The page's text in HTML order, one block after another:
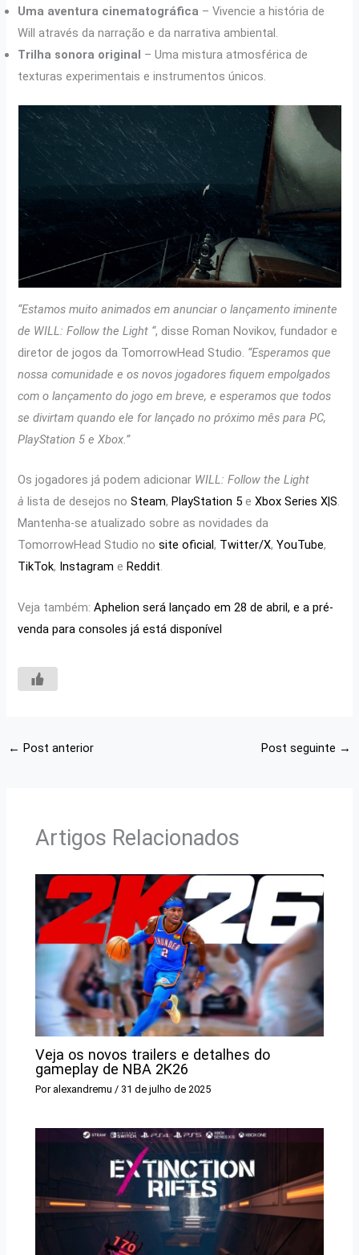
Uma aventura cinematográfica – Vivencie a história de
Will através da narração e da narrativa ambiental.
Trilha sonora original – Uma mistura atmosférica de
texturas experimentais e instrumentos únicos.
“Estamos muito animados em anunciar o lançamento iminente
de WILL: Follow the Light “, disse Roman Novikov, fundador e
diretor de jogos da TomorrowHead Studio. “Esperamos que
nossa comunidade e os novos jogadores fiquem empolgados
com o lançamento do jogo em breve, e esperamos que todos
se divirtam quando ele for lançado no próximo mês para PC,
PlayStation 5 e Xbox.”
Os jogadores já podem adicionar WILL: Follow the Light
à lista de desejos noSteam, PlayStation 5 eXbox Series X|S.
Mantenha-se atualizado sobre as novidades da
TomorrowHead Studio nosite oficial, Twitter/X,YouTube,
TikTok, Instagram e Reddit.
Veja também:Aphelion será lançado em 28 de abril, e a pré-
venda para consoles já está disponível
← Post anterior Post seguinte →
Artigos Relacionados
Veja os novos trailers e detalhes do
gameplay de NBA 2K26
Por alexandremu / 31 de julho de 2025